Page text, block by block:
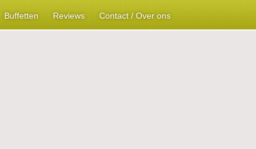
Buffetten Reviews Contact / Over ons